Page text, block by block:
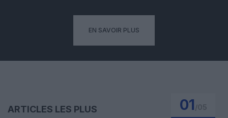
EN SAVOIR PLUS
ARTICLES LES PLUS
01